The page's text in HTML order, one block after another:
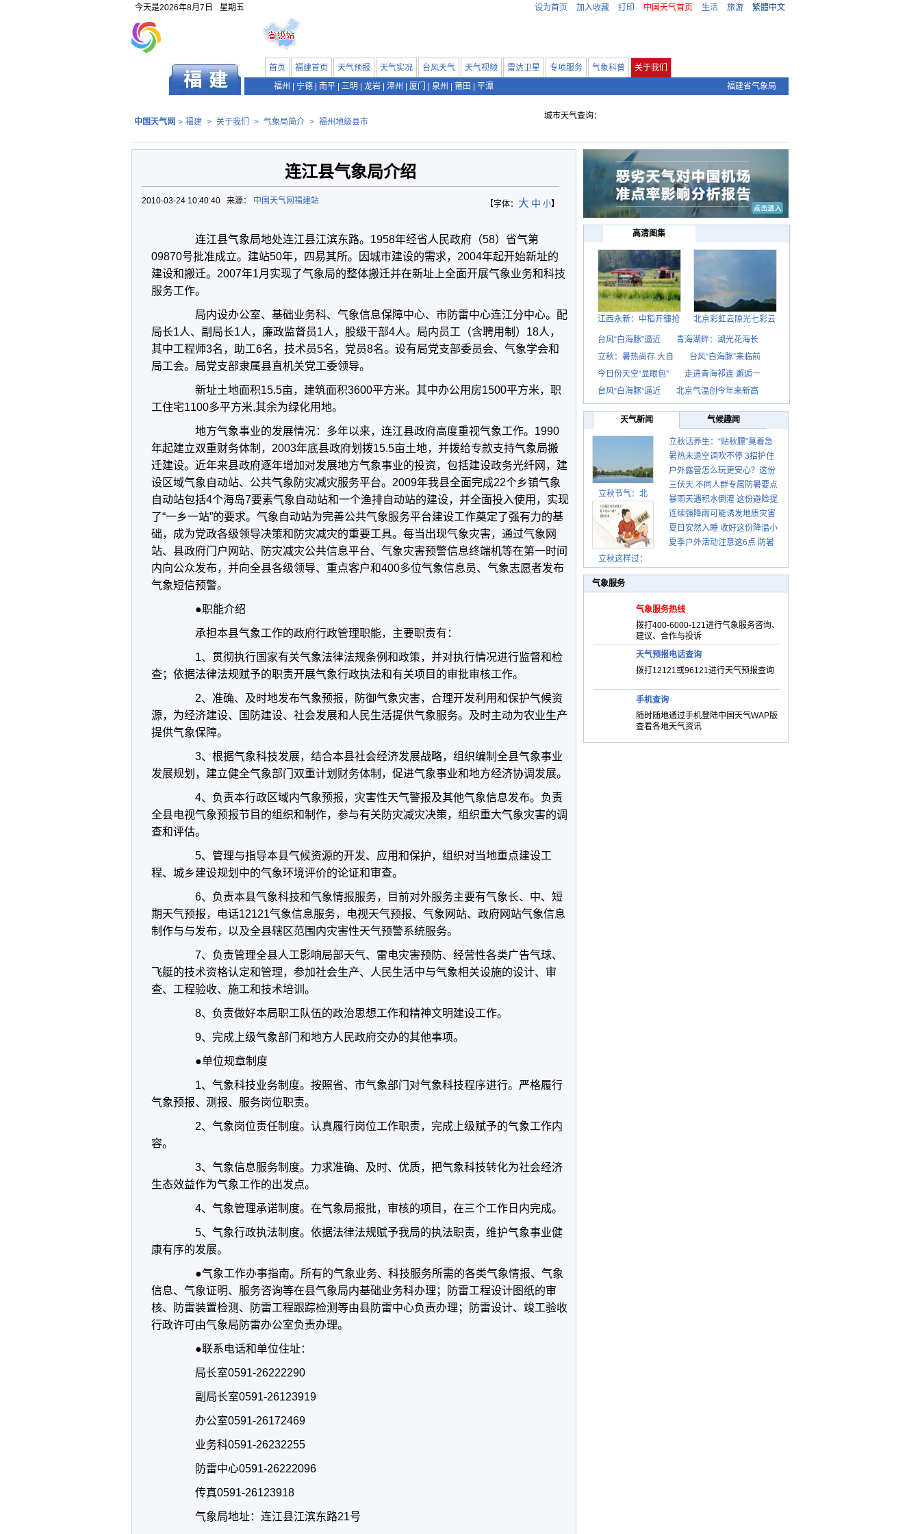
今天是2026年8月7日 星期五 设为首页 加入收藏 打印 中国天气首页 生活 旅游 繁體中文
首页 福建首页 天气预报 天气实况 台风天气 天气视频 雷达卫星 专项服务 气象科普
关于我们
福州
宁德 南平 三明 龙岩 漳州 厦门 泉州 莆田 平潭 福建省气象局
中国天气网 > 福建 > 关于我们 > 气象局简介 > 福州地级县市
城市天气查询：
连江县气象局介绍
【字体： 大 中 小】
2010-03-24 10:40:40 来源： 中国天气网福建站
连江县气象局地处连江县江滨东路。1958年经省人民政府（58）省气第
09870号批准成立。建站50年，四易其所。因城市建设的需求，2004年起开始新址的
建设和搬迁。2007年1月实现了气象局的整体搬迁并在新址上全面开展气象业务和科技
服务工作。
局内设办公室、基础业务科、气象信息保障中心、市防雷中心连江分中心。配
局长1人、副局长1人，廉政监督员1人，股级干部4人。局内员工（含聘用制）18人，
其中工程师3名，助工6名，技术员5名，党员8名。设有局党支部委员会、气象学会和
局工会。局党支部隶属县直机关党工委领导。
新址土地面积15.5亩，建筑面积3600平方米。其中办公用房1500平方米，职
工住宅1100多平方米,其余为绿化用地。
地方气象事业的发展情况：多年以来，连江县政府高度重视气象工作。1990
年起建立双重财务体制，2003年底县政府划拨15.5亩土地，并拨给专款支持气象局搬
迁建设。近年来县政府逐年增加对发展地方气象事业的投资，包括建设政务光纤网，建
设区域气象自动站、公共气象防灾减灾服务平台。2009年我县全面完成22个乡镇气象
自动站包括4个海岛7要素气象自动站和一个渔排自动站的建设，并全面投入使用，实现
了“一乡一站”的要求。气象自动站为完善公共气象服务平台建设工作奠定了强有力的基
础，成为党政各级领导决策和防灾减灾的重要工具。每当出现气象灾害，通过气象网
站、县政府门户网站、防灾减灾公共信息平台、气象灾害预警信息终端机等在第一时间
内向公众发布，并向全县各级领导、重点客户和400多位气象信息员、气象志愿者发布
气象短信预警。
●职能介绍
承担本县气象工作的政府行政管理职能，主要职责有：
1、贯彻执行国家有关气象法律法规条例和政策，并对执行情况进行监督和检
查；依据法律法规赋予的职责开展气象行政执法和有关项目的审批审核工作。
2、准确、及时地发布气象预报，防御气象灾害，合理开发利用和保护气候资
源，为经济建设、国防建设、社会发展和人民生活提供气象服务。及时主动为农业生产
提供气象保障。
3、根据气象科技发展，结合本县社会经济发展战略，组织编制全县气象事业
发展规划，建立健全气象部门双重计划财务体制，促进气象事业和地方经济协调发展。
4、负责本行政区域内气象预报，灾害性天气警报及其他气象信息发布。负责
全县电视气象预报节目的组织和制作，参与有关防灾减灾决策，组织重大气象灾害的调
查和评估。
5、管理与指导本县气候资源的开发、应用和保护，组织对当地重点建设工
程、城乡建设规划中的气象环境评价的论证和审查。
6、负责本县气象科技和气象情报服务，目前对外服务主要有气象长、中、短
期天气预报，电话12121气象信息服务，电视天气预报、气象网站、政府网站气象信息
制作与与发布，以及全县辖区范围内灾害性天气预警系统服务。
7、负责管理全县人工影响局部天气、雷电灾害预防、经营性各类广告气球、
飞艇的技术资格认定和管理，参加社会生产、人民生活中与气象相关设施的设计、审
查、工程验收、施工和技术培训。
8、负责做好本局职工队伍的政治思想工作和精神文明建设工作。
9、完成上级气象部门和地方人民政府交办的其他事项。
●单位规章制度
1、气象科技业务制度。按照省、市气象部门对气象科技程序进行。严格履行
气象预报、测报、服务岗位职责。
2、气象岗位责任制度。认真履行岗位工作职责，完成上级赋予的气象工作内
容。
3、气象信息服务制度。力求准确、及时、优质，把气象科技转化为社会经济
生态效益作为气象工作的出发点。
4、气象管理承诺制度。在气象局报批，审核的项目，在三个工作日内完成。
5、气象行政执法制度。依据法律法规赋予我局的执法职责，维护气象事业健
康有序的发展。
●气象工作办事指南。所有的气象业务、科技服务所需的各类气象情报、气象
信息、气象证明、服务咨询等在县气象局内基础业务科办理；防雷工程设计图纸的审
核、防雷装置检测、防雷工程跟踪检测等由县防雷中心负责办理；防雷设计、竣工验收
行政许可由气象局防雷办公室负责办理。
●联系电话和单位住址：
局长室0591-26222290
副局长室0591-26123919
办公室0591-26172469
业务科0591-26232255
防雷中心0591-26222096
传真0591-26123918
气象局地址：连江县江滨东路21号
高清图集
江西永新：中稻开镰抢 北京彩虹云隙光七彩云
台风“白海豚”逼近
青海湖畔：湖光花海长
立秋：暑热尚存 大自
台风“白海豚”来临前
今日份天空“显眼包”
走进青海祁连 邂逅一
台风“白海豚”逼近
北京气温创今年来新高
天气新闻 气候趣闻
立秋节气：北
立秋这样过：
立秋话养生：“贴秋膘”莫着急
先清暑再防燥
暑热未退空调吹不停 3招护住
肩颈不酸痛
户外露营怎么玩更安心？这份
攻略请收好
三伏天 不同人群专属防暑要点
请收好
暴雨天遇积水倒灌 这份避险提
示请收好
连续强降雨可能诱发地质灾害
这些前兆要知道
夏日安然入睡 收好这份降温小
贴士
夏季户外活动注意这6点 防暑
气象服务
气象服务热线
拨打400-6000-121进行气象服务咨询、
建议、合作与投诉
天气预报电话查询
拨打12121或96121进行天气预报查询
手机查询
随时随地通过手机登陆中国天气WAP版
查看各地天气资讯